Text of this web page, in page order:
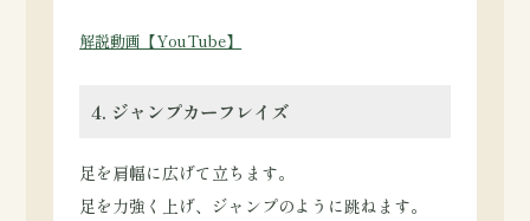
解説動画【YouTube】
4. ジャンプカーフレイズ
足を肩幅に広げて立ちます。
足を力強く上げ、ジャンプのように跳ねます。